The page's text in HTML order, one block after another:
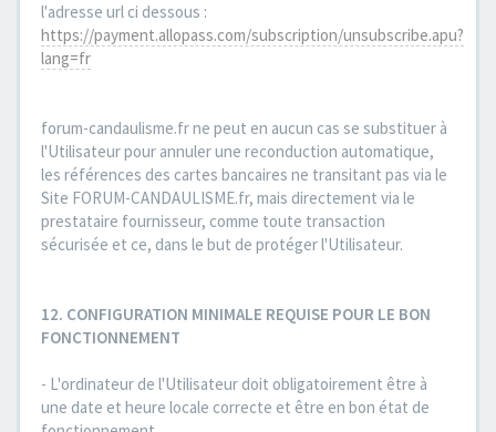
l'adresse url ci dessous :
https://payment.allopass.com/subscription/unsubscribe.apu?
lang=fr
forum-candaulisme.fr ne peut en aucun cas se substituer à
l'Utilisateur pour annuler une reconduction automatique,
les références des cartes bancaires ne transitant pas via le
Site FORUM-CANDAULISME.fr, mais directement via le
prestataire fournisseur, comme toute transaction
sécurisée et ce, dans le but de protéger l'Utilisateur.
12. CONFIGURATION MINIMALE REQUISE POUR LE BON
FONCTIONNEMENT
- L'ordinateur de l'Utilisateur doit obligatoirement être à
une date et heure locale correcte et être en bon état de